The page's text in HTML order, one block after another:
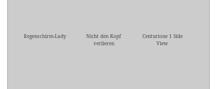
Regenschirm-Lady
Nicht den Kopf
verlieren
Centurione 1 Side
View